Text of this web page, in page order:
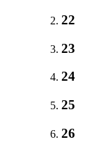
22
23
24
25
26